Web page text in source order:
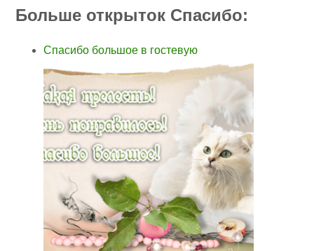
Больше открыток Спасибо:
Спасибо большое в гостевую